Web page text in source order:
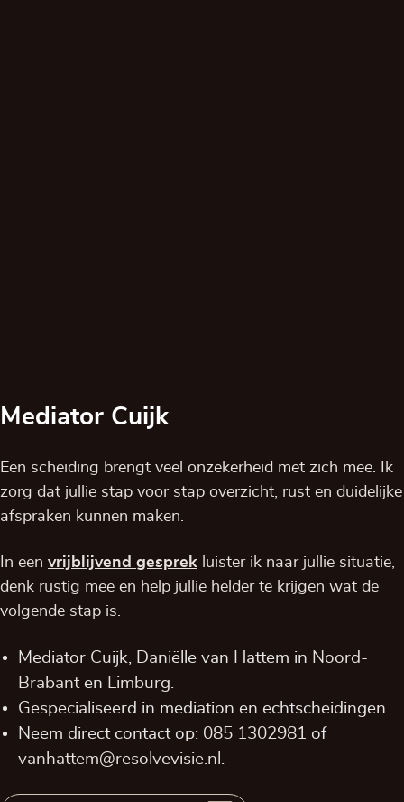
Mediator Cuijk
Een scheiding brengt veel onzekerheid met zich mee. Ik
zorg dat jullie stap voor stap overzicht, rust en duidelijke
afspraken kunnen maken.
In een vrijblijvend gesprek luister ik naar jullie situatie,
denk rustig mee en help jullie helder te krijgen wat de
volgende stap is.
Mediator Cuijk, Daniëlle van Hattem in Noord-
Brabanten Limburg.
Gespecialiseerd in mediation en echtscheidingen.
Neem direct contact op: 085 1302981 of
vanhattem@resolvevisie.nl .